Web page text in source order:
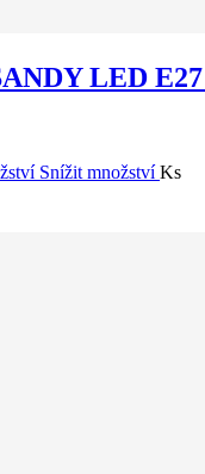
LED
Snížit množstvíKs